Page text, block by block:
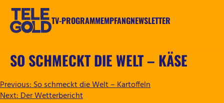
Zum
springen
TV-PROGRAMMEMPFANGNEWSLETTER
SO SCHMECKT DIE WELT – KÄSE
BEITRAGSNAVIGATION
Previous:So schmeckt die Welt – Kartoffeln
Next:Der Wetterbericht